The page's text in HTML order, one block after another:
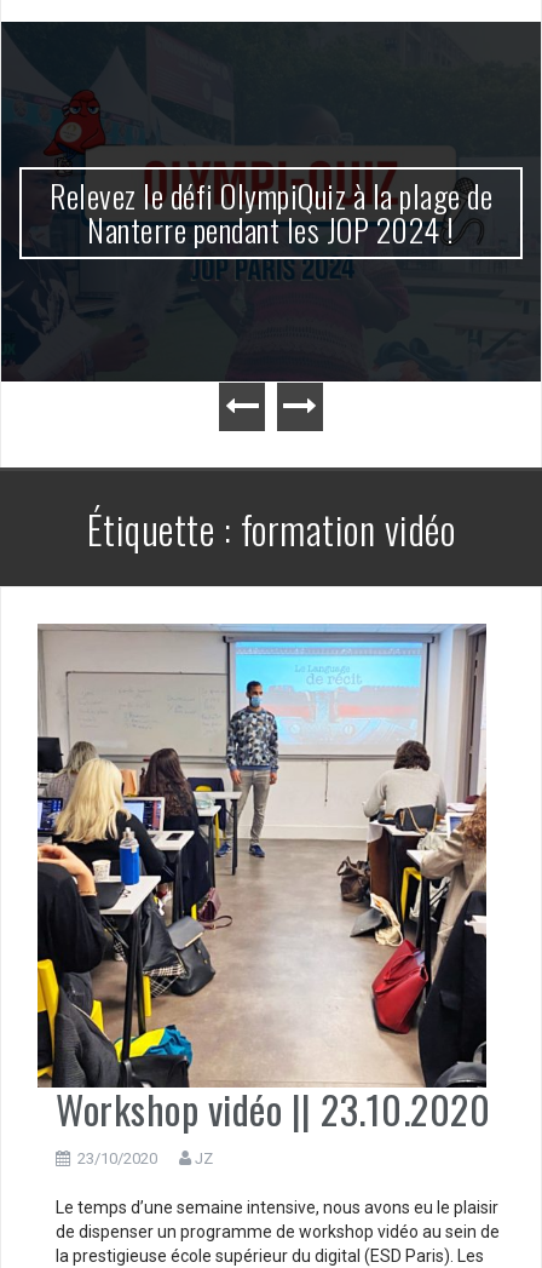
Relevez le défi OlympiQuiz à la plage de
Nanterre pendant les JOP 2024 !
Étiquette : formation vidéo
Workshop vidéo || 23.10.2020
23/10/2020 JZ
Le temps d’une semaine intensive, nous avons eu le plaisir
de dispenser un programme de workshop vidéo au sein de
la prestigieuse école supérieur du digital (ESD Paris). Les